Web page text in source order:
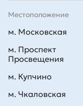
Местоположение
м. Московская
м. Проспект
Просвещения
м. Купчино
м. Чкаловская